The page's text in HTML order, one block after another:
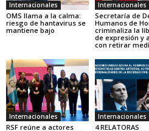
Internacionales
OMS llama a la calma:
riesgo de hantavirus se
mantiene bajo
Internacionales
Secretaría de
Humanos de
criminaliza la
de expresión y
con retirar
Internacionales
RSF reúne a actores
Internacionales
4 RELATORAS